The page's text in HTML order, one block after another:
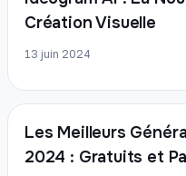
Création Visuelle
13 juin 2024
Les Meilleurs
2024 : Gratuits et